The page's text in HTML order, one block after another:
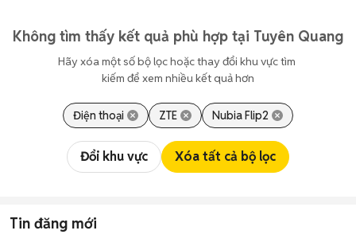
Không tìm thấy kết quả phù hợp tại Tuyên Quang
Hãy xóa một số bộ lọc hoặc thay đổi khu vực tìm
kiếm để xem nhiều kết quả hơn
Điện thoại ZTE Nubia Flip2
Đổi khu vực Xóa tất cả bộ lọc
Tin đăng mới